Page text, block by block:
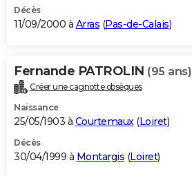
Décès
11/09/2000 à Arras (Pas-de-Calais)
Fernande PATROLIN (95 ans)
Créer une cagnotte obsèques
Naissance
25/05/1903 à Courtemaux(Loiret)
Décès
30/04/1999 à Montargis (Loiret)